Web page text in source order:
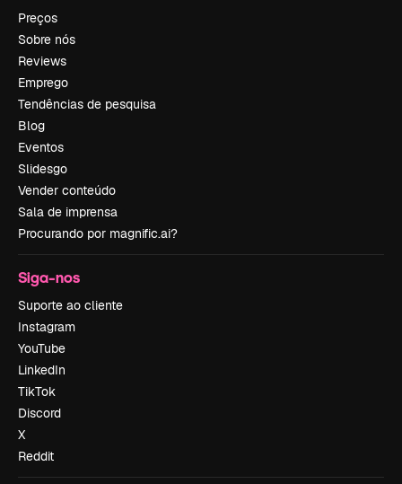
Preços
Sobre nós
Reviews
Emprego
Tendências de pesquisa
Blog
Eventos
Slidesgo
Vender conteúdo
Sala de imprensa
Procurando por magnific.ai?
Siga-nos
Suporte ao cliente
Instagram
YouTube
LinkedIn
TikTok
Discord
X
Reddit